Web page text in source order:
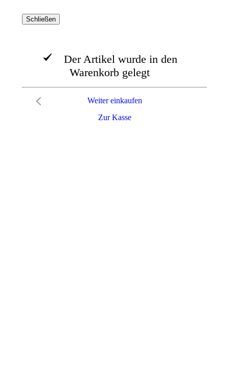
Schließen
Der Artikel wurde in den
Warenkorb gelegt
Zur Kasse
Weiter einkaufen